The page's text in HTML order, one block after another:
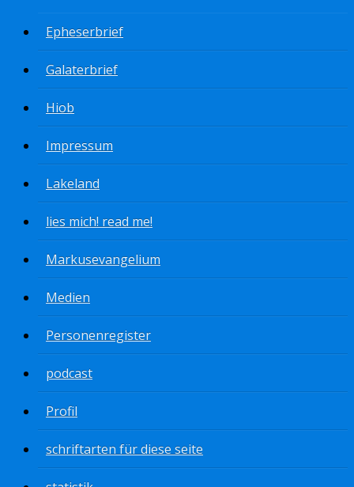
Epheserbrief
Galaterbrief
Hiob
Impressum
Lakeland
lies mich! read me!
Markusevangelium
Medien
Personenregister
podcast
Profil
schriftarten für diese seite